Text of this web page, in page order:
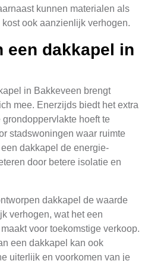
kunnen materialen als
ook aanzienlijk verhogen.
een dakkapel in
in Bakkeveen brengt
mee. Enerzijds biedt het extra
grondoppervlakte hoeft te
stadswoningen waar ruimte
dakkapel de energie-
door betere isolatie en
dakkapel de waarde
verhogen, wat het een
voor toekomstige verkoop.
een dakkapel kan ook
uiterlijk en voorkomen van je